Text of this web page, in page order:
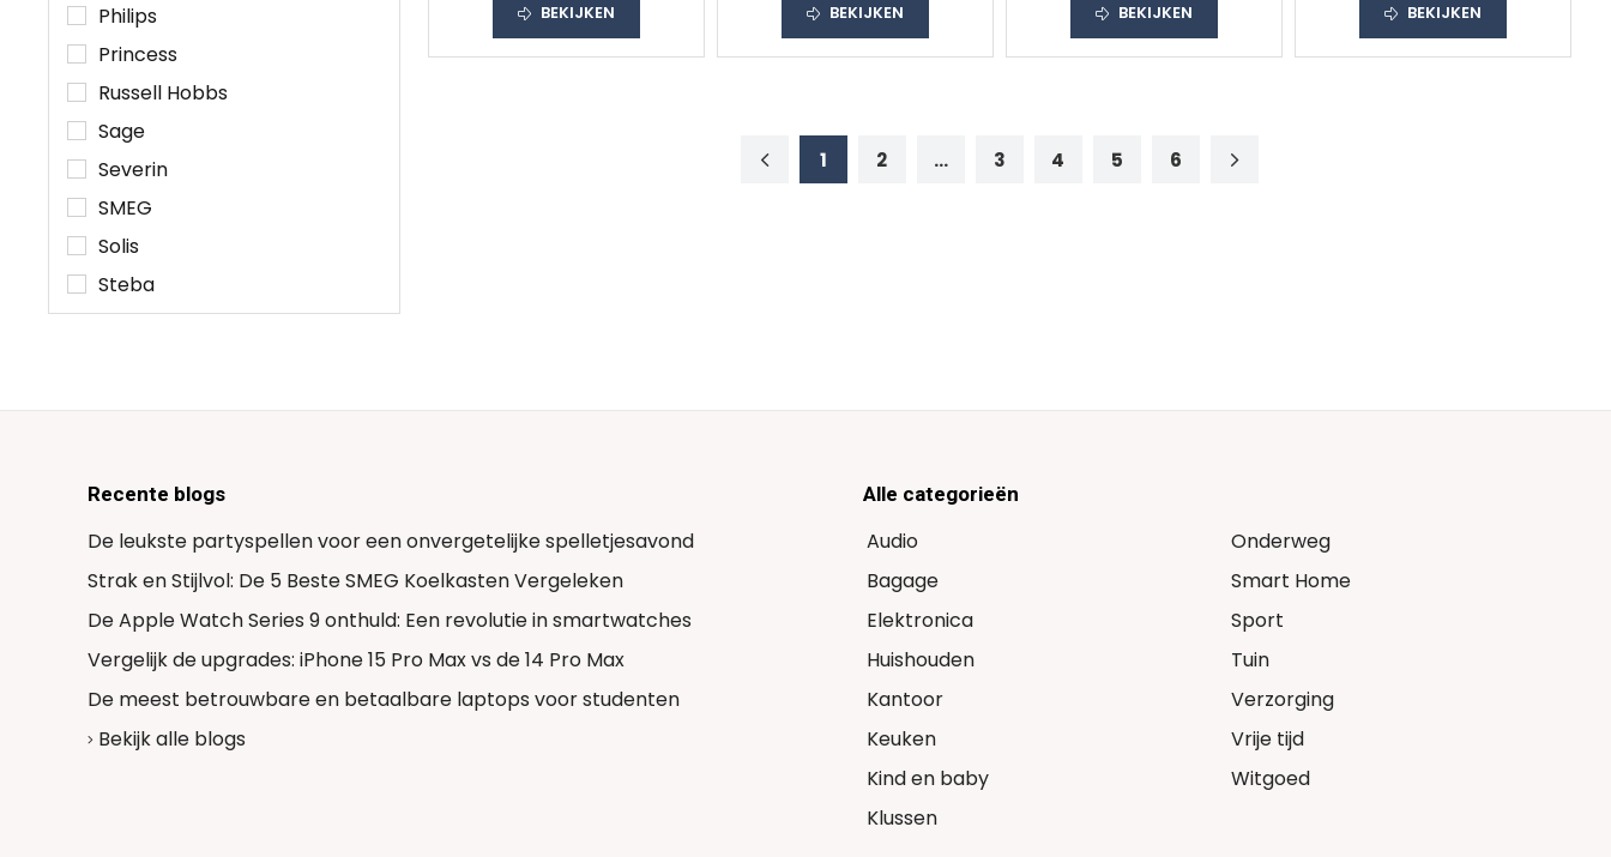
Philips
Princess
Russell Hobbs
Sage
Severin
SMEG
Solis
Steba
Tefal
BEKIJKEN BEKIJKEN BEKIJKEN BEKIJKEN
1 2 ... 3 4 5 6
Recente blogs
De leukste partyspellen voor een onvergetelijke spelletjesavond
Strak en Stijlvol: De 5 Beste SMEG Koelkasten Vergeleken
De Apple Watch Series 9 onthuld: Een revolutie in smartwatches
Vergelijk de upgrades: iPhone 15 Pro Max vs de 14 Pro Max
De meest betrouwbare en betaalbare laptops voor studenten
Bekijk alle blogs
Alle categorieën
Audio
Bagage
Elektronica
Huishouden
Kantoor
Keuken
Kind en baby
Klussen
Onderweg
Smart Home
Sport
Tuin
Verzorging
Vrije tijd
Witgoed